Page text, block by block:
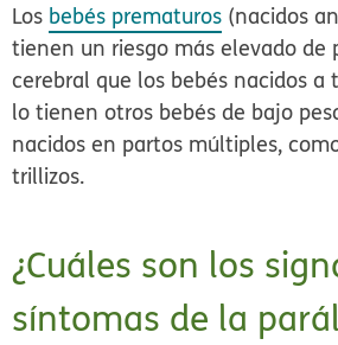
Los bebés prematuros (nacidos
tienen un riesgo más elevado de
cerebral que los bebés nacidos a
lo tienen otros bebés de bajo
nacidos en partos múltiples,
trillizos.
¿Cuáles son los
síntomas de la